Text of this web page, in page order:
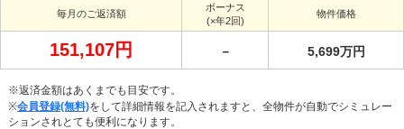
毎月のご返済額
ボーナス
(×年2回)
物件価格
151,107円 － 5,699万円
※返済金額はあくまでも目安です。
※会員登録(無料)をして詳細情報を記入されますと、全物件が自動でシミュレー
ションされとても便利になります。